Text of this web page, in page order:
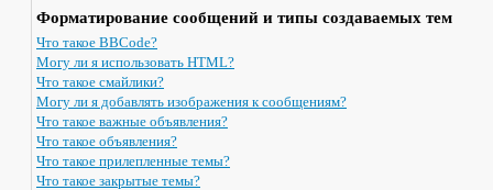
Форматирование сообщений и типы создаваемых тем
Что такое BBCode?
Могу ли я использовать HTML?
Что такое смайлики?
Могу ли я добавлять изображения к сообщениям?
Что такое важные объявления?
Что такое объявления?
Что такое прилепленные темы?
Что такое закрытые темы?